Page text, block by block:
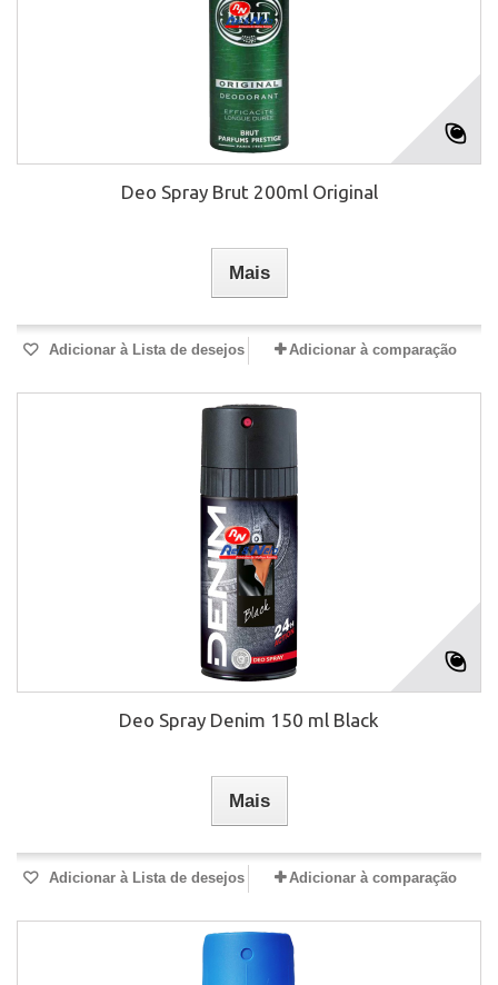
Deo Spray Brut 200ml Original
Mais
Adicionar à Lista de desejos Adicionar à comparação
Deo Spray Denim 150 ml Black
Mais
Adicionar à Lista de desejos Adicionar à comparação